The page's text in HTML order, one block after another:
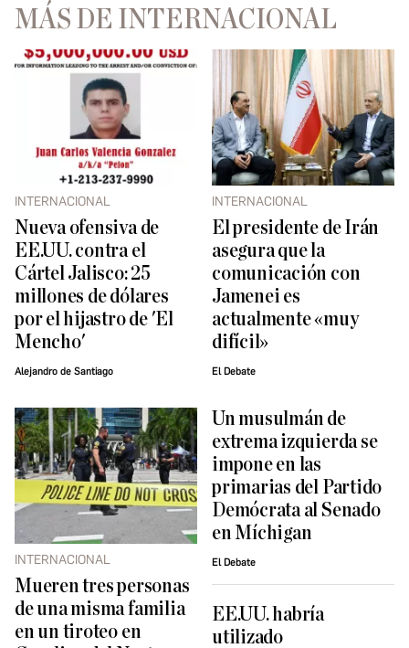
MÁS DE INTERNACIONAL
INTERNACIONAL
Nueva ofensiva de
EE.UU. contra el
Cártel Jalisco: 25
millones de dólares
por el hijastro de 'El
Mencho'
Alejandro de Santiago
INTERNACIONAL
El presidente de Irán
asegura que la
comunicación con
Jamenei es
actualmente «muy
difícil»
El Debate
INTERNACIONAL
Mueren tres personas
de una misma familia
en un tiroteo en
Un musulmán de
extrema izquierda se
impone en las
primarias del Partido
Demócrata al Senado
en Míchigan
El Debate
EE.UU. habría
utilizado